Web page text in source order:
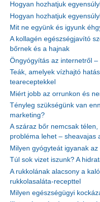
Hogyan hozhatjuk
Hogyan hozhatjuk
Mit ne együnk és igyunk
A kollagén egészségjavító
bőrnek és a hajnak
Öngyógyítás az internetről
Teák, amelyek vízhajtó
teareceptekkel
Miért jobb az orrunkon és
Tényleg szükségünk van
marketing?
A száraz bőr nemcsak
probléma lehet – sheavajas
Milyen gyógyteát igyanak
Túl sok vizet iszunk? A
A rukkolának alacsony a
rukkolasaláta-recepttel
Milyen egészségügyi